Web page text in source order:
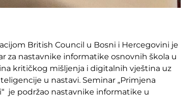
British Council u Bosni i Hercegovini je
za nastavnike informatike osnovnih škola u
kritičkog mišljenja i digitalnih vještina uz
u nastavi. Seminar „Primjena
je podržao nastavnike informatike u